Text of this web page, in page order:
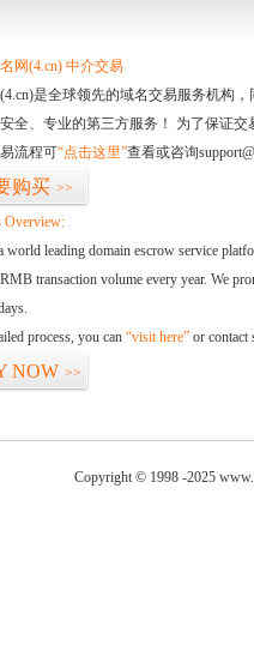
网(4.cn) 中介交易
是全球领先的域名交易服务机构
全、专业的第三方服务！ 为了保证
流程可“点击这里”查看或咨询
购买 >>
Overview:
world leading domain escrow service
transaction volume every year. We
process, you can “visit here” or contact
NOW >>
Copyright © 1998 -2025